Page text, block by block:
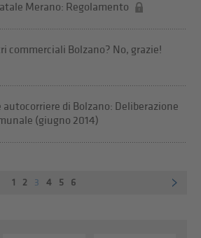
Merano: Regolamento
commerciali Bolzano? No, grazie!
di Bolzano: Deliberazione
(giugno 2014)
1 2 3 4 5 6